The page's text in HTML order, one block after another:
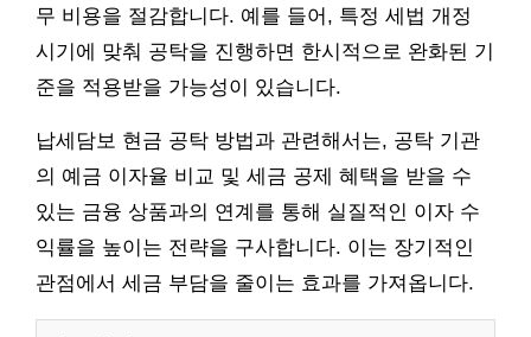
무 비용을 절감합니다. 예를 들어, 특정 세법 개정
시기에 맞춰 공탁을 진행하면 한시적으로 완화된 기
준을 적용받을 가능성이 있습니다.
납세담보 현금 공탁 방법과 관련해서는, 공탁 기관
의 예금 이자율 비교 및 세금 공제 혜택을 받을 수
있는 금융 상품과의 연계를 통해 실질적인 이자 수
익률을 높이는 전략을 구사합니다. 이는 장기적인
관점에서 세금 부담을 줄이는 효과를 가져옵니다.